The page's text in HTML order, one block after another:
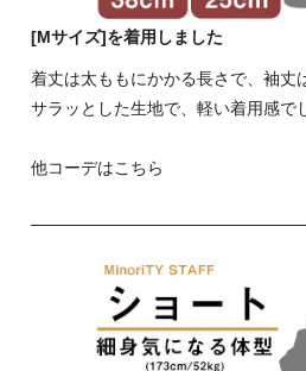
[Mサイズ]を着用しました
着丈は太ももにかかる長さで、袖丈
サラッとした生地で、軽い着用感で
他コーデはこちら